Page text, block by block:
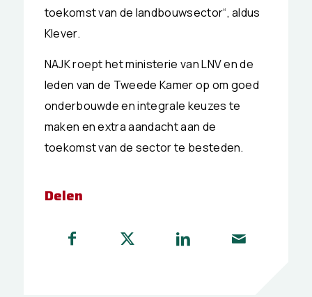
toekomst van de landbouwsector“, aldus
Klever.
NAJK roept het ministerie van LNV en de
leden van de Tweede Kamer op om goed
onderbouwde en integrale keuzes te
maken en extra aandacht aan de
toekomst van de sector te besteden.
Delen